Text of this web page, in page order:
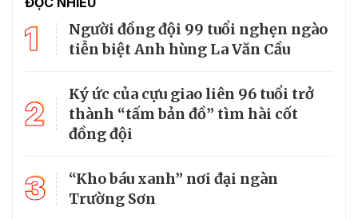
1
Người đồng đội 99 tuổi nghẹn ngào
tiễn biệt Anh hùng La Văn Cầu
2
Ký ức của cựu giao liên 96 tuổi trở
thành “tấm bản đồ” tìm hài cốt
đồng đội
3
“Kho báu xanh” nơi đại ngàn
Trường Sơn